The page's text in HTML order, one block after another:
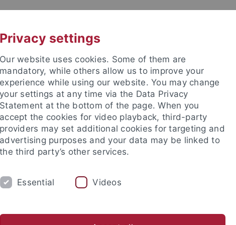
Psychotherapie
FORSCHUNG
Privacy settings
Our website uses cookies. Some of them are
mandatory, while others allow us to improve your
experience while using our website. You may change
your settings at any time via the Data Privacy
Statement at the bottom of the page. When you
accept the cookies for video playback, third-party
providers may set additional cookies for targeting and
advertising purposes and your data may be linked to
the third party’s other services.
Essential Videos